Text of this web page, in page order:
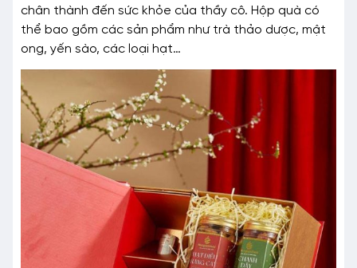
chân thành đến sức khỏe của thầy cô. Hộp quà có
thể bao gồm các sản phẩm như trà thảo dược, mật
ong, yến sào, các loại hạt…